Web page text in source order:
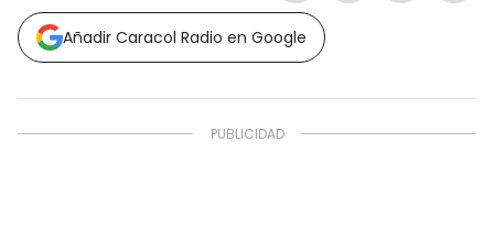
Añadir Caracol Radio en Google